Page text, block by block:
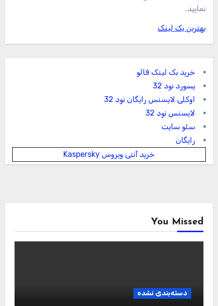
نمایید.
بهترین بک لینک
خرید بک لینک فالو
پسورد نود 32
اوکلی لایسنس رایگان نود 32
لایسنس نود 32
سئو سایت
رایگان
خرید آنتی ویروس Kaspersky
You Missed
دسته‌بندی نشده